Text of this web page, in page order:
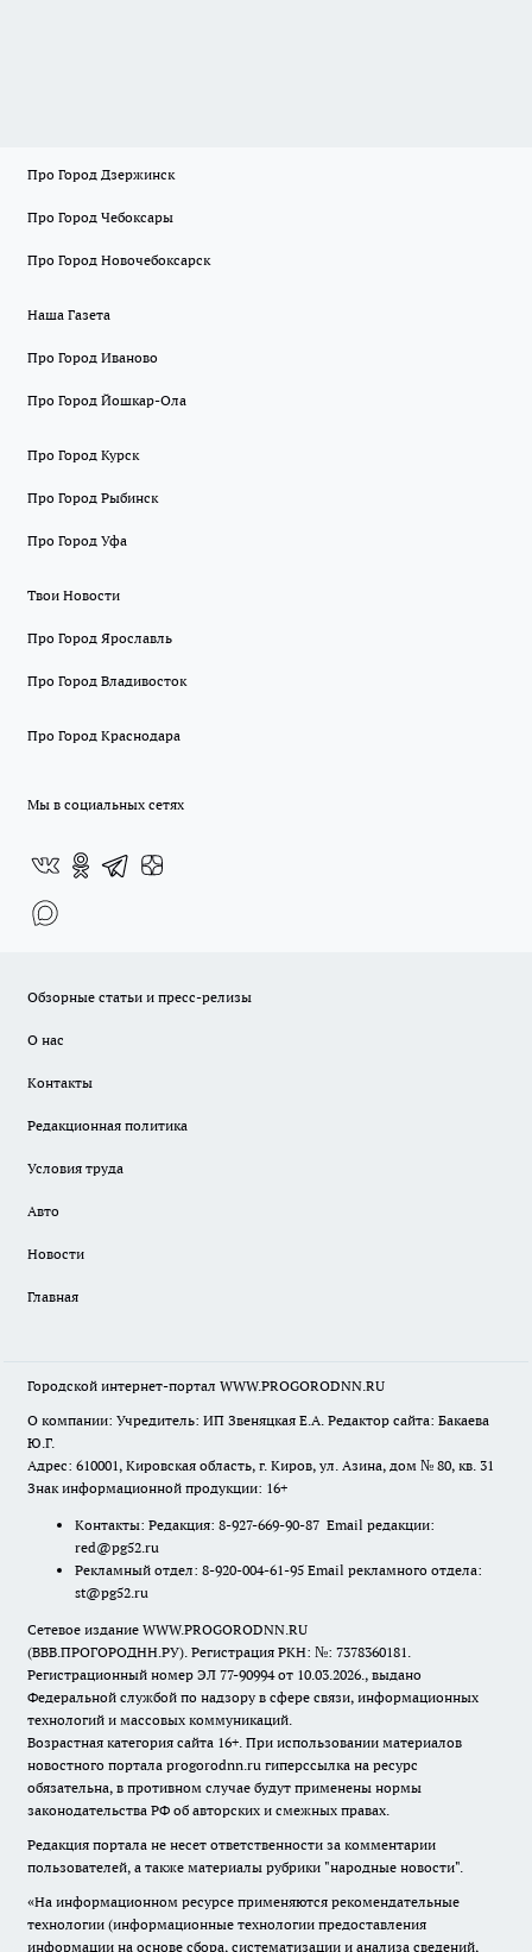
Про Город Дзержинск
Про Город Чебоксары
Про Город Новочебоксарск
Наша Газета
Про Город Иваново
Про Город Йошкар-Ола
Про Город Курск
Про Город Рыбинск
Про Город Уфа
Твои Новости
Про Город Ярославль
Про Город Владивосток
Про Город Краснодара
Мы в социальных сетях
Обзорные статьи и пресс-релизы
О нас
Контакты
Редакционная политика
Условия труда
Авто
Новости
Главная
Городской интернет-портал WWW.PROGORODNN.RU
О компании: Учредитель: ИП Звеняцкая Е.А. Редактор сайта: Бакаева
Ю.Г.
Адрес: 610001, Кировская область, г. Киров, ул. Азина, дом № 80, кв. 31
Знак информационной продукции: 16+
Контакты: Редакция: 8-927-669-90-87 Email редакции:
red@pg52.ru
Рекламный отдел: 8-920-004-61-95 Email рекламного отдела:
st@pg52.ru
Сетевое издание WWW.PROGORODNN.RU
(ВВВ.ПРОГОРОДНН.РУ). Регистрация РКН: №: 7378360181.
Регистрационный номер ЭЛ 77-90994 от 10.03.2026., выдано
Федеральной службой по надзору в сфере связи, информационных
технологий и массовых коммуникаций.
Возрастная категория сайта 16+. При использовании материалов
новостного портала progorodnn.ru гиперссылка на ресурс
обязательна, в противном случае будут применены нормы
законодательства РФ об авторских и смежных правах.
Редакция портала не несет ответственности за комментарии
пользователей, а также материалы рубрики "народные новости".
«На информационном ресурсе применяются рекомендательные
технологии (информационные технологии предоставления
информации на основе сбора, систематизации и анализа сведений,